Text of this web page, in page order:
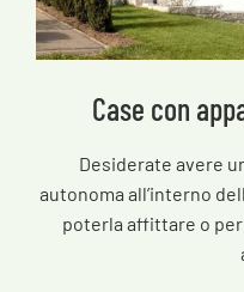
Case con
Desiderate avere
autonoma all’interno
poterla affittare o